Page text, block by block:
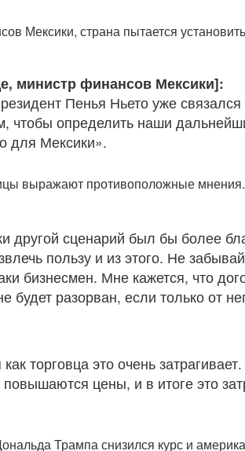
Мексики, страна пытается
министр финансов Мексики]:
Пенья Ньето уже
чтобы определить наши
для Мексики».
выражают противоположные мнения.
другой сценарий был бы более
пользу и из этого. Не
бизнесмен. Мне кажется, что
будет разорван, если только от
торговца это очень
повышаются цены, и в итоге это
Трампа снизился курс и